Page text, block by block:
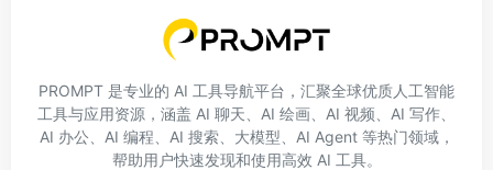
PROMPT 是专业的 AI 工具导航平台，汇聚全球优质人工智能
工具与应用资源，涵盖 AI 聊天、AI 绘画、AI 视频、AI 写作、
AI 办公、AI 编程、AI 搜索、大模型、AI Agent 等热门领域，
帮助用户快速发现和使用高效 AI 工具。